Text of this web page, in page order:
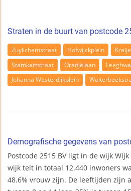
Straten in de buurt van postcode
Zuylichemstraat Hofwijckplein
Stamkartstraat
Oranjelaan
Johanna Westerdijkplein
Demografische gegevens van
Postcode 2515 BV ligt in de wijk
wijk telt in totaal 12.440 inwoners
48.6% vrouw zijn. De leeftijden zijn